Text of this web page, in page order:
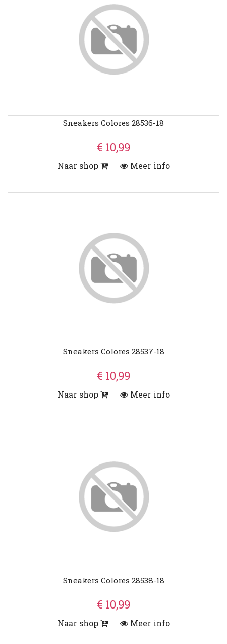
Sneakers Colores 28536-18
€ 10,99
Naar shop Meer info
Sneakers Colores 28537-18
€ 10,99
Naar shop Meer info
Sneakers Colores 28538-18
€ 10,99
Naar shop Meer info